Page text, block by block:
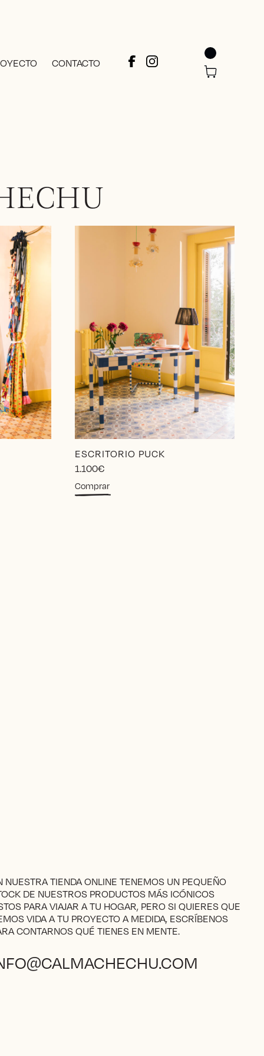
CONTACTO
ESCRITORIO PUCK
1.100€
Comprar
NUESTRA TIENDA ONLINE TENEMOS UN PEQUEÑO
DE NUESTROS PRODUCTOS MÁS ICÓNICOS
PARA VIAJAR A TU HOGAR, PERO SI QUIERES QUE
VIDA A TU PROYECTO A MEDIDA, ESCRÍBENOS
CONTARNOS QUÉ TIENES EN MENTE.